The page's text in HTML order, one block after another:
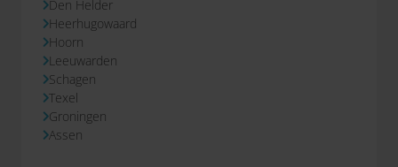
Den Helder
Heerhugowaard
Hoorn
Leeuwarden
Schagen
Texel
Groningen
Assen